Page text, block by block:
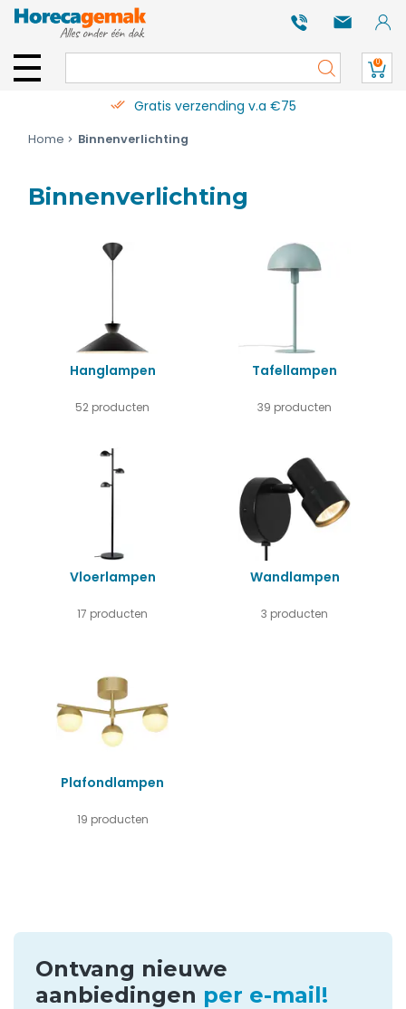
0
Gratis verzending v.a €75
Home Binnenverlichting
Binnenverlichting
Hanglampen
52 producten
Tafellampen
39 producten
Vloerlampen
17 producten
Wandlampen
3 producten
Plafondlampen
19 producten
Ontvang nieuwe
aanbiedingen per e-mail!